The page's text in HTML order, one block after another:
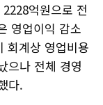
억원으로 전
영업이익 감소
회계상 영업비용
으나 전체 경영
다.